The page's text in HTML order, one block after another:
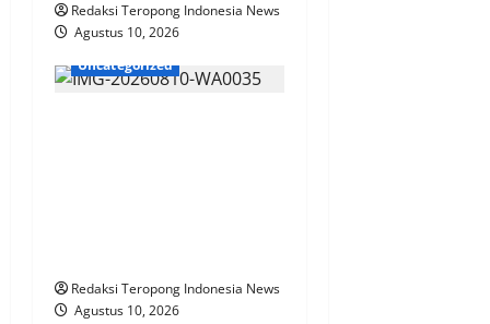
Redaksi Teropong Indonesia News
Agustus 10, 2026
Uncategorized
Redaksi Teropong Indonesia News
Agustus 10, 2026